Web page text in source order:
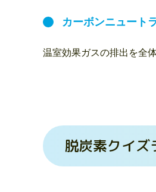
カーボンニュート
温室効果ガスの排出を全
脱炭素クイズ